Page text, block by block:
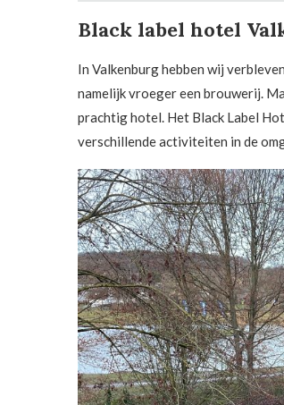
Black label hotel
In Valkenburg hebben wij
namelijk vroeger een brouwerij.
prachtig hotel. Het Black Label
verschillende activiteiten in de